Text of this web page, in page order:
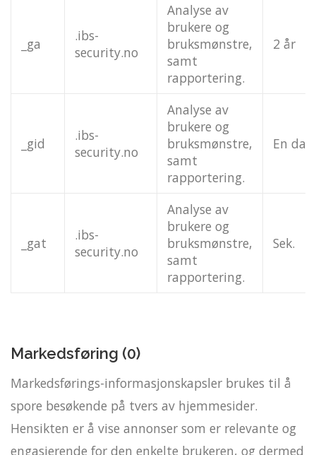
_ga
.ibs-
security.no
Analyse av
brukere og
bruksmønstre,
samt
rapportering.
2 år
_gid
.ibs-
security.no
Analyse av
brukere og
bruksmønstre,
samt
rapportering.
En dag
_gat
.ibs-
security.no
Analyse av
brukere og
bruksmønstre,
samt
rapportering.
Sek.
Markedsføring (0)
Markedsførings-informasjonskapsler brukes til å
spore besøkende på tvers av hjemmesider.
Hensikten er å vise annonser som er relevante og
engasjerende for den enkelte brukeren, og dermed